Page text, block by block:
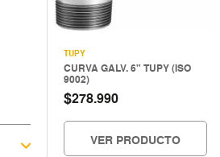
TUPY
CURVA GALV. 6" TUPY (ISO
9002)
$278.990
VER PRODUCTO